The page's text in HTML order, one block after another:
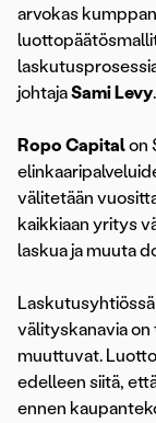
arvokas
johtajaSami Levy.
Ropo Capitalon
välitetään
kaikkiaan yritys
laskua ja muuta
välityskanavia on
muuttuvat.
edelleen siitä,
ennen